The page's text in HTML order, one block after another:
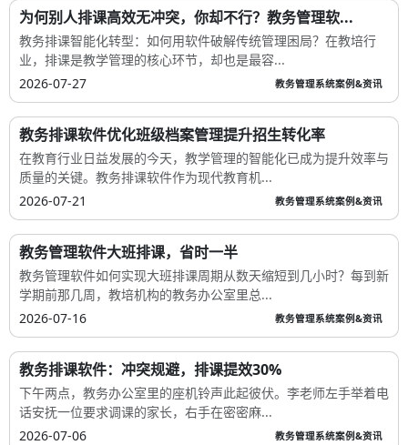
为何别人排课高效无冲突，你却不行？教务管理软...
教务排课智能化转型：如何用软件破解传统管理困局？在教培行
业，排课是教学管理的核心环节，却也是最容...
2026-07-27
教务管理系统案例&资讯
教务排课软件优化班级档案管理提升招生转化率
在教育行业日益发展的今天，教学管理的智能化已成为提升效率与
质量的关键。教务排课软件作为现代教育机...
2026-07-21
教务管理系统案例&资讯
教务管理软件大班排课，省时一半
教务管理软件如何实现大班排课周期从数天缩短到几小时？每到新
学期前那几周，教培机构的教务办公室里总...
2026-07-16
教务管理系统案例&资讯
教务排课软件：冲突规避，排课提效30%
下午两点，教务办公室里的座机铃声此起彼伏。李老师左手举着电
话安抚一位要求调课的家长，右手在密密麻...
2026-07-06
教务管理系统案例&资讯